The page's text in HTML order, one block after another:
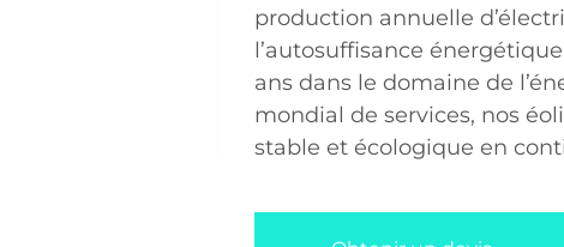
production annuelle
l’autosuffisance
ans dans le domaine de
mondial de services, nos
stable et écologique en